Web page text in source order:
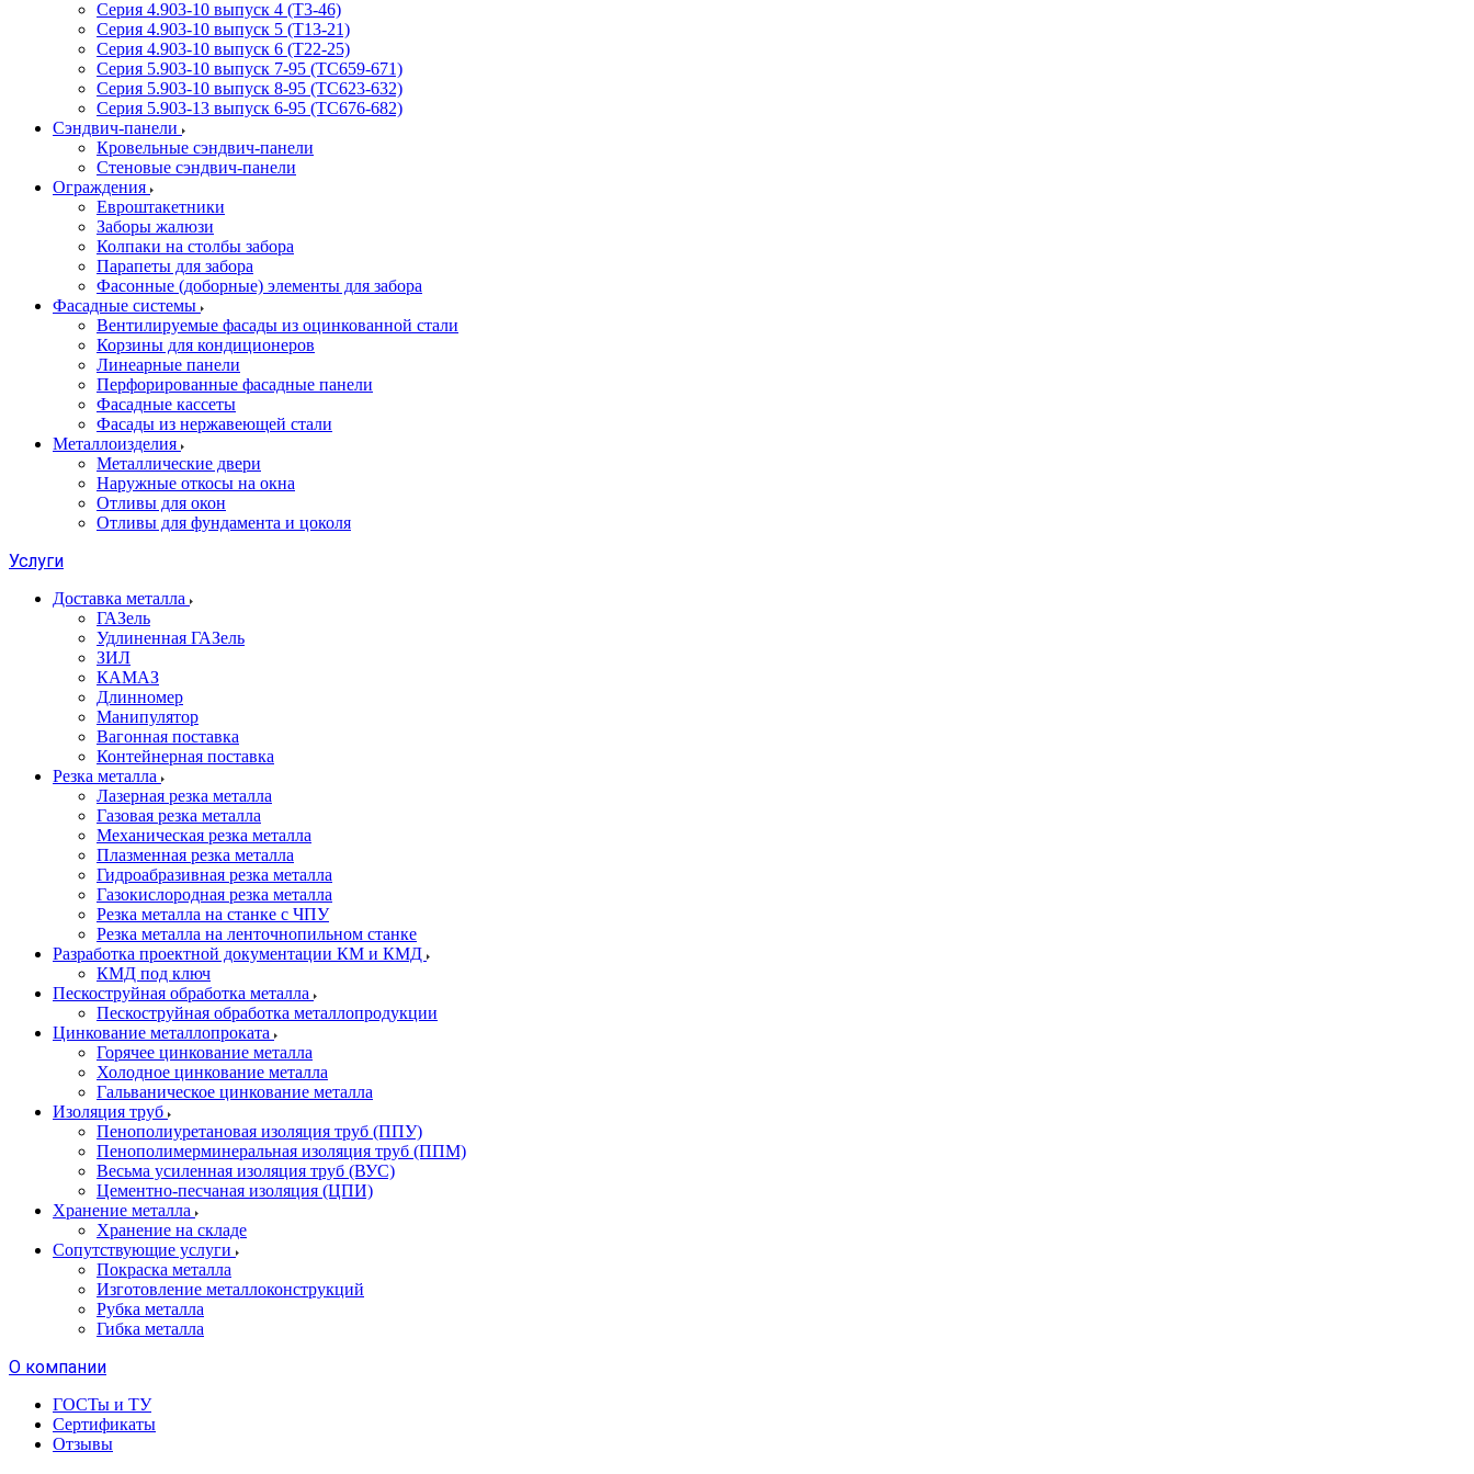
Серия 4.903-10 выпуск 4 (Т3-46)
Серия 4.903-10 выпуск 5 (Т13-21)
Серия 4.903-10 выпуск 6 (Т22-25)
Серия 5.903-10 выпуск 7-95 (ТС659-671)
Серия 5.903-10 выпуск 8-95 (ТС623-632)
Серия 5.903-13 выпуск 6-95 (ТС676-682)
Сэндвич-панели
Кровельные сэндвич-панели
Стеновые сэндвич-панели
Ограждения
Евроштакетники
Заборы жалюзи
Колпаки на столбы забора
Парапеты для забора
Фасонные (доборные) элементы для забора
Фасадные системы
Вентилируемые фасады из оцинкованной стали
Корзины для кондиционеров
Линеарные панели
Перфорированные фасадные панели
Фасадные кассеты
Фасады из нержавеющей стали
Металлоизделия
Металлические двери
Наружные откосы на окна
Отливы для окон
Отливы для фундамента и цоколя
Услуги
Доставка металла
ГАЗель
Удлиненная ГАЗель
ЗИЛ
КАМАЗ
Длинномер
Манипулятор
Вагонная поставка
Контейнерная поставка
Резка металла
Лазерная резка металла
Газовая резка металла
Механическая резка металла
Плазменная резка металла
Гидроабразивная резка металла
Газокислородная резка металла
Резка металла на станке с ЧПУ
Резка металла на ленточнопильном станке
Разработка проектной документации КМ и КМД
КМД под ключ
Пескоструйная обработка металла
Пескоструйная обработка металлопродукции
Цинкование металлопроката
Горячее цинкование металла
Холодное цинкование металла
Гальваническое цинкование металла
Изоляция труб
Пенополиуретановая изоляция труб (ППУ)
Пенополимерминеральная изоляция труб (ППМ)
Весьма усиленная изоляция труб (ВУС)
Цементно-песчаная изоляция (ЦПИ)
Хранение металла
Хранение на складе
Сопутствующие услуги
Покраска металла
Изготовление металлоконструкций
Рубка металла
Гибка металла
О компании
ГОСТы и ТУ
Сертификаты
Отзывы